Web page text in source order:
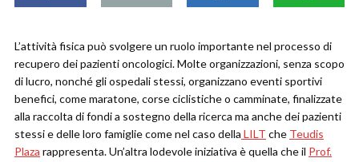
L’attività fisica può svolgere un ruolo importante nel processo di
recupero dei pazienti oncologici. Molte organizzazioni, senza scopo
di lucro, nonché gli ospedali stessi, organizzano eventi sportivi
benefici, come maratone, corse ciclistiche o camminate, finalizzate
alla raccolta di fondi a sostegno della ricerca ma anche dei pazienti
stessi e delle loro famiglie come nel caso della LILT che Teudis
Plaza rappresenta. Un’altra lodevole iniziativa è quella che il Prof.